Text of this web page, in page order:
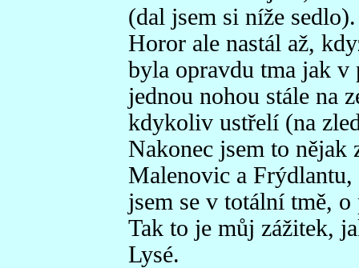
(dal jsem si níže sedlo).
Horor ale nastál až,
byla opravdu tma jak
jednou nohou stále na
kdykoliv ustřelí (na
Nakonec jsem to nějak
Malenovic a
jsem se v totální tmě, o
Tak to je můj zážitek,
Lysé.